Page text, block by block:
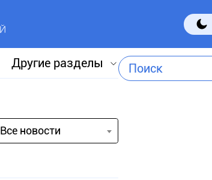
Другие разделы Поиск
Все новости